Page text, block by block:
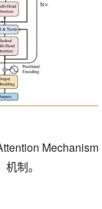
Mechanism
制。